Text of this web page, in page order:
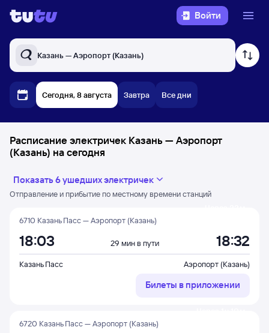
Войти
Казань — Аэропорт (Казань)
Сегодня, 8 августа Завтра Все дни
Расписание электричек Казань — Аэропорт
(Казань) на сегодня
Показать 6 ушедших электричек
Отправление и прибытие по местному времени станций
6710 Казань Пасс — Аэропорт (Казань)
18:03 29 мин в пути 18:32
Казань Пасс Аэропорт (Казань)
Билеты в приложении
6720 Казань Пасс — Аэропорт (Казань)